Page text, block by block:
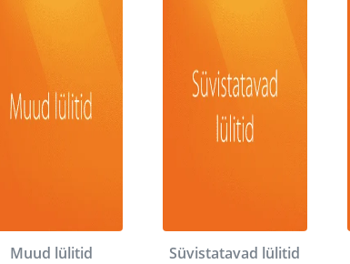
Muud lülitid Süvistatavad lülitid